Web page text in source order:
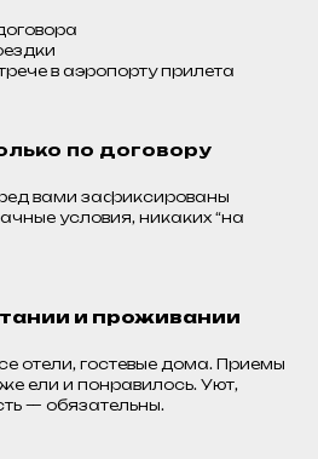
в аэропорту прилета
по договору
вами зафиксированы
условия, никаких “на
и проживании
отели, гостевые дома. Приемы
ели и понравилось. Уют,
— обязательны.